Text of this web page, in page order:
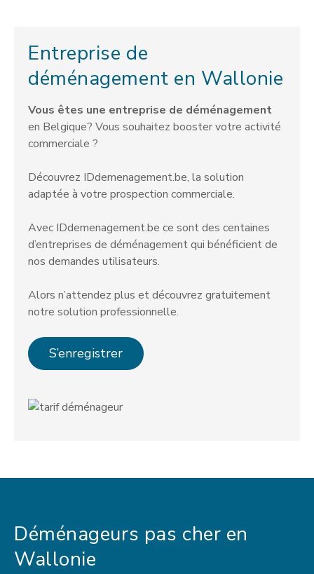
Entreprise de
déménagement en Wallonie
Vous êtes une entreprise de déménagement
en Belgique? Vous souhaitez booster votre activité
commerciale ?
Découvrez IDdemenagement.be, la solution
adaptée à votre prospection commerciale.
Avec IDdemenagement.be ce sont des centaines
d’entreprises de déménagement qui bénéficient de
nos demandes utilisateurs.
Alors n’attendez plus et découvrez gratuitement
notre solution professionnelle.
S’enregistrer
Déménageurs pas cher en
Wallonie